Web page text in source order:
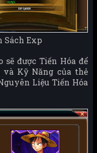
Sách Exp
sẽ được Tiến Hóa để
và Kỹ Năng của thẻ
Liệu Tiến Hóa